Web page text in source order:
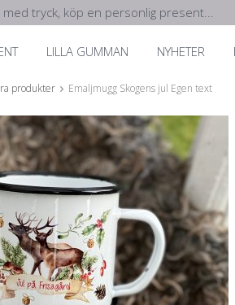
med tryck, köp en personlig present...
LILLA GUMMAN NYHETER
produkter Emaljmugg Skogens jul Egen text